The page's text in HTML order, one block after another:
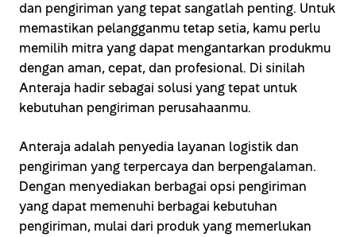
dan pengiriman yang tepat sangatlah penting. Untuk
memastikan pelangganmu tetap setia, kamu perlu
memilih mitra yang dapat mengantarkan produkmu
dengan aman, cepat, dan profesional. Di sinilah
Anteraja hadir sebagai solusi yang tepat untuk
kebutuhan pengiriman perusahaanmu.
Anteraja adalah penyedia layanan logistik dan
pengiriman yang terpercaya dan berpengalaman.
Dengan menyediakan berbagai opsi pengiriman
yang dapat memenuhi berbagai kebutuhan
pengiriman, mulai dari produk yang memerlukan